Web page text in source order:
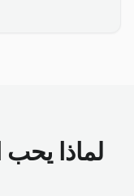
لماذا